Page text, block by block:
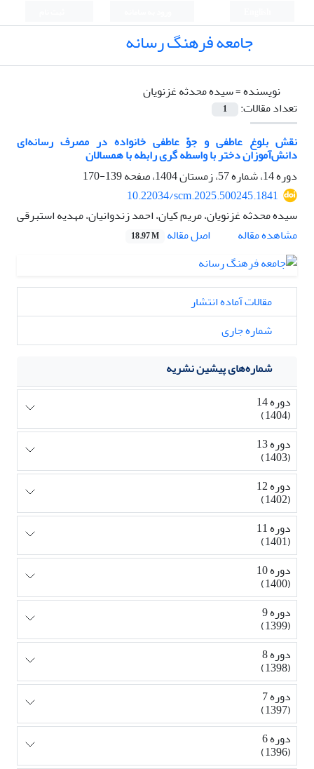
جامعه فرهنگ رسانه
نویسنده =سیده محدثه غزنویان
تعداد مقالات:
1
نقش بلوغ عاطفی و جوّ عاطفی خانواده در مصرف رسانه‌ای
دانش‌آموزان دختر با واسطه گری رابطه با همسالان
دوره 14، شماره 57، زمستان 1404، صفحه
139-170
10.22034/scm.2025.500245.1841
سیده محدثه غزنویان، مریم کیان، احمد زندوانیان، مهدیه استبرقی
مشاهده مقاله
اصل مقاله 18.97 M
مقالات آماده انتشار
شماره جاری
شماره‌های پیشین نشریه
دوره 14
(1404)
دوره 13
(1403)
دوره 12
(1402)
دوره 11
(1401)
دوره 10
(1400)
دوره 9
(1399)
دوره 8
(1398)
دوره 7
(1397)
دوره 6
(1396)